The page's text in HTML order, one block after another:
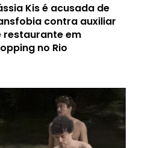
Kis é acusada de
contra auxiliar
restaurante em
no Rio